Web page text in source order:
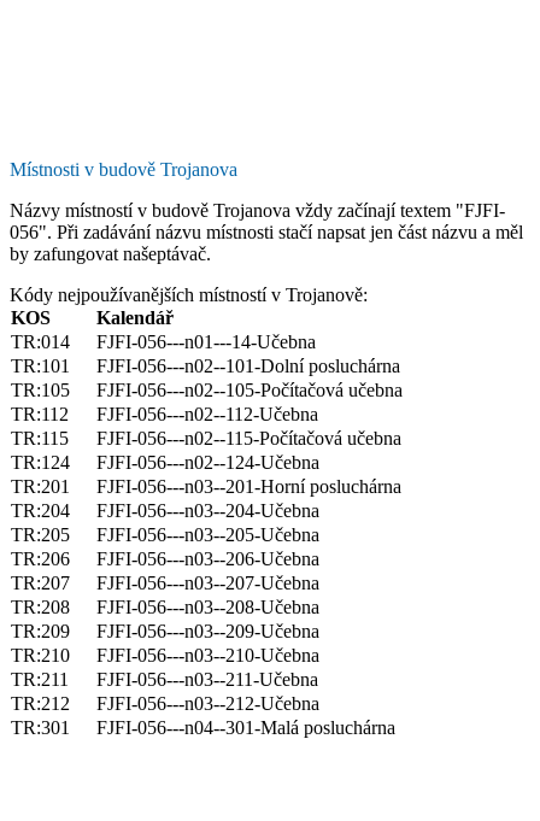
Místnosti v budově Trojanova
Názvy místností v budově Trojanova vždy začínají textem "FJFI-
056". Při zadávání názvu místnosti stačí napsat jen část názvu a měl
by zafungovat našeptávač.
Kódy nejpoužívanějších místností v Trojanově:
KOS
Kalendář
TR:014
FJFI-056---n01---14-Učebna
TR:101
FJFI-056---n02--101-Dolní posluchárna
TR:105
FJFI-056---n02--105-Počítačová učebna
TR:112
FJFI-056---n02--112-Učebna
TR:115
FJFI-056---n02--115-Počítačová učebna
TR:124
FJFI-056---n02--124-Učebna
TR:201
FJFI-056---n03--201-Horní posluchárna
TR:204
FJFI-056---n03--204-Učebna
TR:205
FJFI-056---n03--205-Učebna
TR:206
FJFI-056---n03--206-Učebna
TR:207
FJFI-056---n03--207-Učebna
TR:208
FJFI-056---n03--208-Učebna
TR:209
FJFI-056---n03--209-Učebna
TR:210
FJFI-056---n03--210-Učebna
TR:211
FJFI-056---n03--211-Učebna
TR:212
FJFI-056---n03--212-Učebna
TR:301
FJFI-056---n04--301-Malá posluchárna